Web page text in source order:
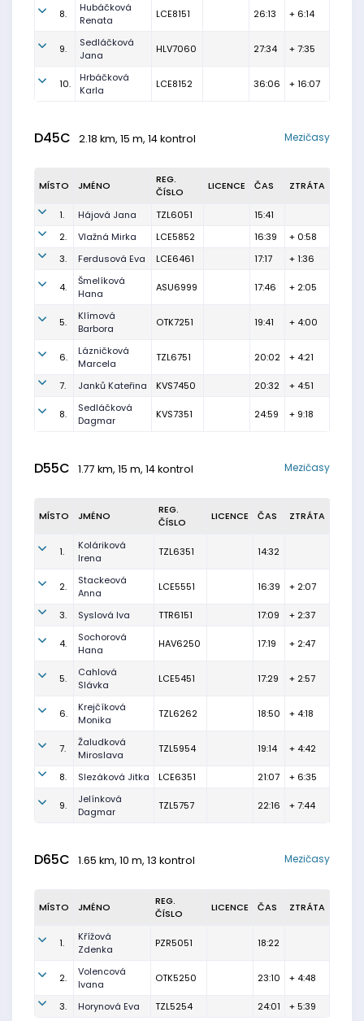
8.
Hubáčková
Renata
LCE8151 26:13 + 6:14
9.
Sedláčková
Jana
HLV7060 27:34 + 7:35
10.
Hrbáčková
Karla
LCE8152 36:06 + 16:07
D45C 2.18 km, 15 m, 14 kontrol Mezičasy
MÍSTO JMÉNO
REG.
ČÍSLO
LICENCE ČAS ZTRÁTA
1. Hájová Jana TZL6051
15:41
2.
Vlažná Mirka LCE5852 16:39
+ 0:58
3.
Ferdusová Eva LCE6461 17:17 + 1:36
4.
Šmelíková
Hana
ASU6999 17:46 + 2:05
5.
Klímová
Barbora
OTK7251 19:41 + 4:00
6.
Lázničková
Marcela
TZL6751 20:02 + 4:21
7. Janků Kateřina KVS7450 20:32 + 4:51
8.
Sedláčková
Dagmar
KVS7351 24:59 + 9:18
D55C 1.77 km, 15 m, 14 kontrol Mezičasy
MÍSTO JMÉNO
REG.
ČÍSLO
LICENCE ČAS ZTRÁTA
1.
Koláriková
Irena
TZL6351 14:32
2.
Stackeová
Anna
LCE5551 16:39 + 2:07
3. Syslová Iva TTR6151 17:09 + 2:37
4.
Sochorová
Hana
HAV6250 17:19 + 2:47
5.
Cahlová
Slávka
LCE5451 17:29 + 2:57
6.
Krejčíková
Monika
TZL6262 18:50 + 4:18
7.
Žaludková
Miroslava
TZL5954 19:14 + 4:42
8. Slezáková Jitka LCE6351 21:07 + 6:35
9.
Jelínková
Dagmar
TZL5757 22:16 + 7:44
D65C 1.65 km, 10 m, 13 kontrol Mezičasy
MÍSTO JMÉNO
REG.
ČÍSLO
LICENCE ČAS ZTRÁTA
1.
Křížová
Zdenka
PZR5051 18:22
2.
Volencová
Ivana
OTK5250 23:10 + 4:48
3. Horynová Eva TZL5254 24:01 + 5:39